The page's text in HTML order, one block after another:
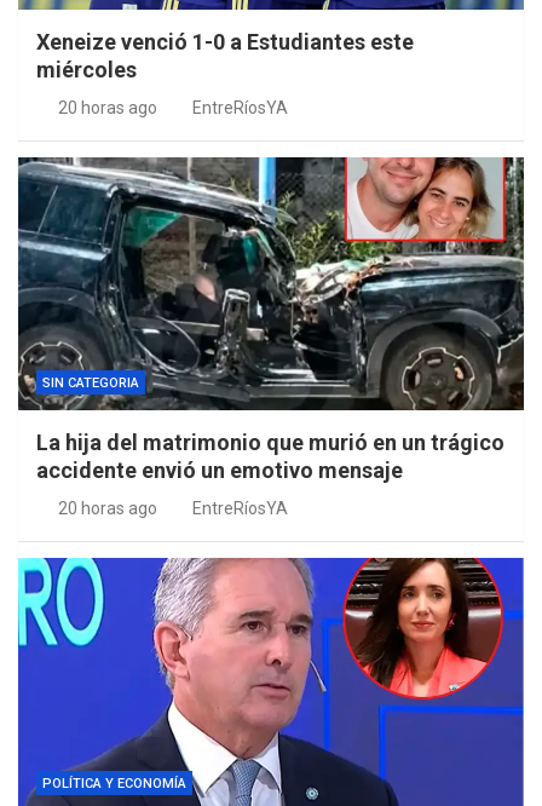
Xeneize venció 1-0 a Estudiantes este
miércoles
20 horas ago EntreRíosYA
SIN CATEGORIA
La hija del matrimonio que murió en un trágico
accidente envió un emotivo mensaje
20 horas ago EntreRíosYA
POLÍTICA Y ECONOMÍA